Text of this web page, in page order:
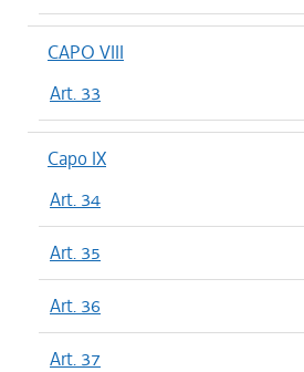
CAPO VIII
Art. 33
Capo IX
Art. 34
Art. 35
Art. 36
Art. 37